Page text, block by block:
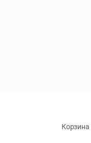
Корзина